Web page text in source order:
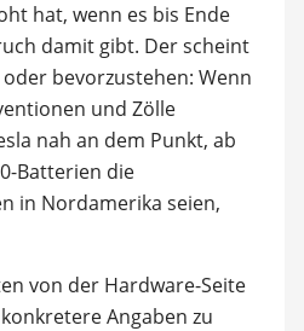
hat, wenn es bis Ende
damit gibt. Der scheint
bevorzustehen: Wenn
und Zölle
nah an dem Punkt, ab
Batterien die
in Nordamerika seien,
von der Hardware-Seite
Angaben zu